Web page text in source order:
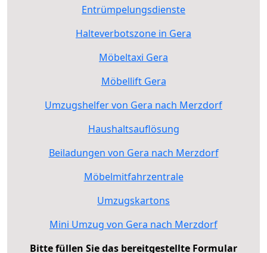
Entrümpelungsdienste
Halteverbotszone in Gera
Möbeltaxi Gera
Möbellift Gera
Umzugshelfer von Gera nach Merzdorf
Haushaltsauflösung
Beiladungen von Gera nach Merzdorf
Möbelmitfahrzentrale
Umzugskartons
Mini Umzug von Gera nach Merzdorf
Bitte füllen Sie das bereitgestellte Formular